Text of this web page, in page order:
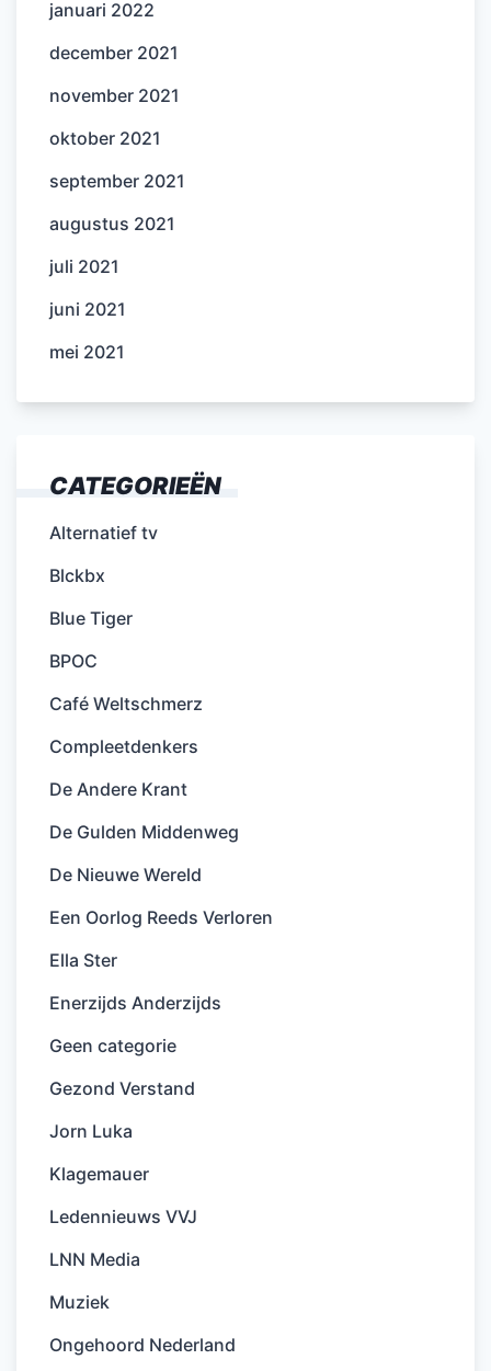
januari 2022
december 2021
november 2021
oktober 2021
september 2021
augustus 2021
juli 2021
juni 2021
mei 2021
CATEGORIEËN
Alternatief tv
Blckbx
Blue Tiger
BPOC
Café Weltschmerz
Compleetdenkers
De Andere Krant
De Gulden Middenweg
De Nieuwe Wereld
Een Oorlog Reeds Verloren
Ella Ster
Enerzijds Anderzijds
Geen categorie
Gezond Verstand
Jorn Luka
Klagemauer
Ledennieuws VVJ
LNN Media
Muziek
Ongehoord Nederland